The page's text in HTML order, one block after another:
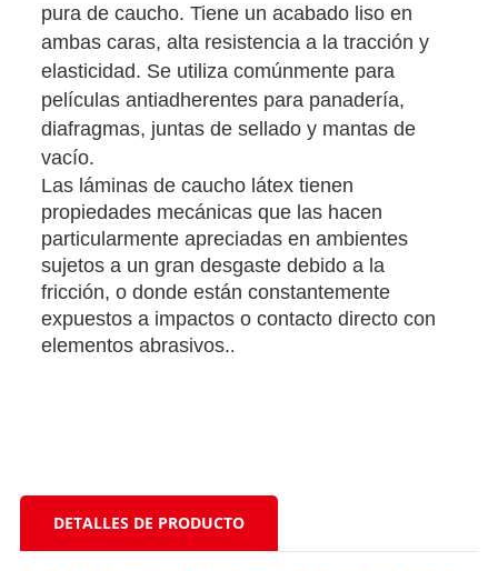
pura de caucho. Tiene un acabado liso en
ambas caras, alta resistencia a la tracción y
elasticidad. Se utiliza comúnmente para
películas antiadherentes para panadería,
diafragmas, juntas de sellado y mantas de
vacío.
Las láminas de caucho látex tienen
propiedades mecánicas que las hacen
particularmente apreciadas en ambientes
sujetos a un gran desgaste debido a la
fricción, o donde están constantemente
expuestos a impactos o contacto directo con
elementos abrasivos..
DETALLES DE PRODUCTO